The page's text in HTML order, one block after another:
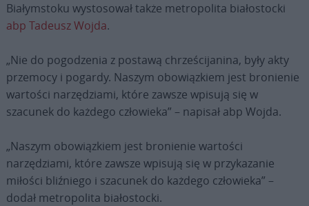
Białymstoku wystosował także metropolita białostocki
abp Tadeusz Wojda.
„Nie do pogodzenia z postawą chrześcijanina, były akty
przemocy i pogardy. Naszym obowiązkiem jest bronienie
wartości narzędziami, które zawsze wpisują się w
szacunek do każdego człowieka” – napisał abp Wojda.
„Naszym obowiązkiem jest bronienie wartości
narzędziami, które zawsze wpisują się w przykazanie
miłości bliźniego i szacunek do każdego człowieka” –
dodał metropolita białostocki.